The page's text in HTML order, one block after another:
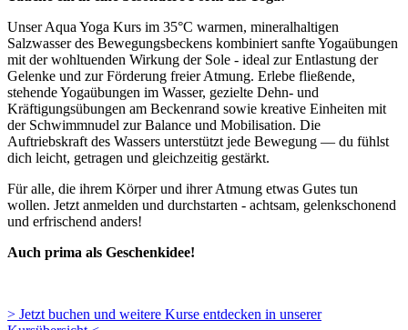
Unser Aqua Yoga Kurs im 35°C warmen, mineralhaltigen
Salzwasser des Bewegungsbeckens kombiniert sanfte Yogaübungen
mit der wohltuenden Wirkung der Sole - ideal zur Entlastung der
Gelenke und zur Förderung freier Atmung. Erlebe fließende,
stehende Yogaübungen im Wasser, gezielte Dehn- und
Kräftigungsübungen am Beckenrand sowie kreative Einheiten mit
der Schwimmnudel zur Balance und Mobilisation. Die
Auftriebskraft des Wassers unterstützt jede Bewegung — du fühlst
dich leicht, getragen und gleichzeitig gestärkt.
Für alle, die ihrem Körper und ihrer Atmung etwas Gutes tun
wollen. Jetzt anmelden und durchstarten - achtsam, gelenkschonend
und erfrischend anders!
Auch prima als Geschenkidee!
> Jetzt buchen und weitere Kurse entdecken in unserer